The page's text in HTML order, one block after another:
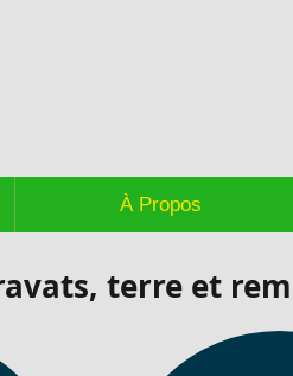
À Propos
terre et